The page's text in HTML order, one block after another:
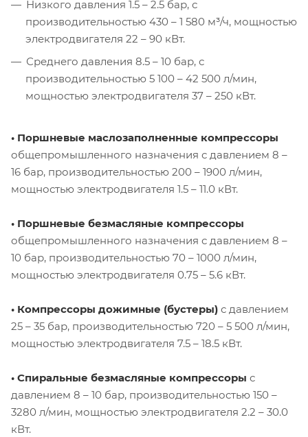
Низкого давления 1.5 – 2.5 бар, с
производительностью 430 – 1 580 м³/ч, мощностью
электродвигателя 22 – 90 кВт.
Среднего давления 8.5 – 10 бар, с
производительностью 5 100 – 42 500 л/мин,
мощностью электродвигателя 37 – 250 кВт.
• Поршневые маслозаполненные компрессоры
общепромышленного назначения с давлением 8 –
16 бар, производительностью 200 – 1900 л/мин,
мощностью электродвигателя 1.5 – 11.0 кВт.
• Поршневые безмасляные компрессоры
общепромышленного назначения с давлением 8 –
10 бар, производительностью 70 – 1000 л/мин,
мощностью электродвигателя 0.75 – 5.6 кВт.
• Компрессоры дожимные (бустеры) с давлением
25 – 35 бар, производительностью 720 – 5 500 л/мин,
мощностью электродвигателя 7.5 – 18.5 кВт.
• Спиральные безмасляные компрессоры с
давлением 8 – 10 бар, производительностью 150 –
3280 л/мин, мощностью электродвигателя 2.2 – 30.0
кВт.